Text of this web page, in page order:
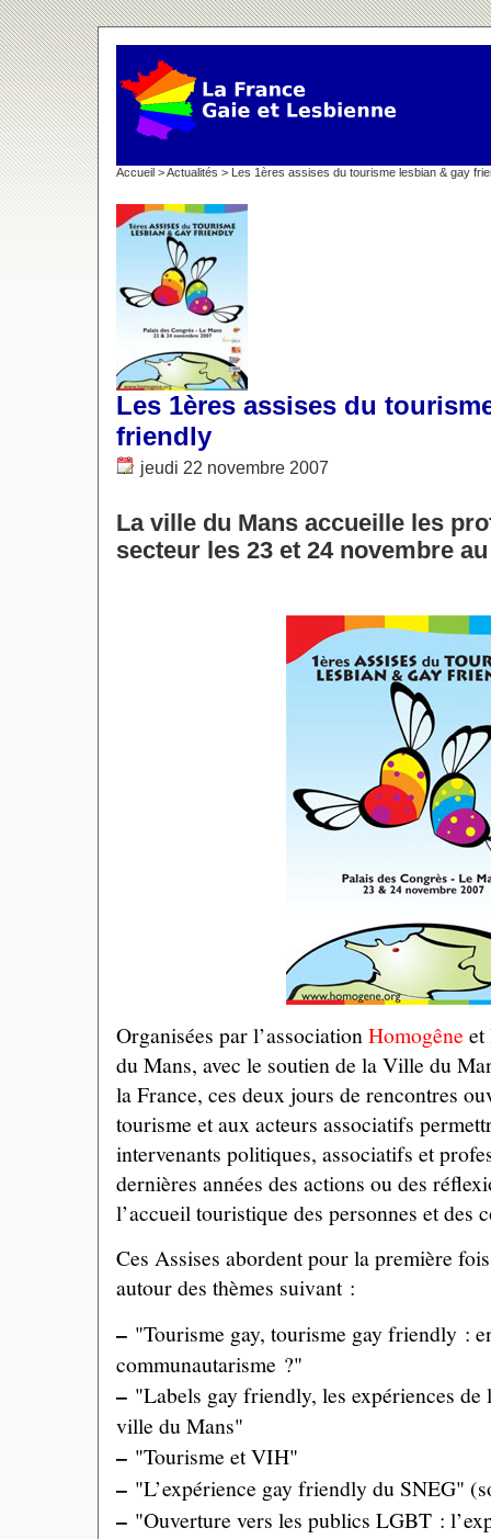
Accueil >Actualités > Les 1ères assises du tourisme lesbian & gay
Les 1ères assises du
friendly
jeudi 22 novembre 2007
La ville du Mans accueille les
secteur les 23 et 24 novembre
Organisées par l’associationHomogêne et
du Mans, avec le soutien de la Ville du
la France, ces deux jours de rencontres
tourisme et aux acteurs associatifs
intervenants politiques, associatifs et
dernières années des actions ou des
l’accueil touristique des personnes et des
Ces Assises abordent pour la première
autour des thèmes suivant :
– "Tourisme gay, tourisme gay friendly :
communautarisme ?"
– "Labels gay friendly, les expériences de
ville du Mans"
– "Tourisme et VIH"
– "L’expérience gay friendly du SNEG"
– "Ouverture vers les publics LGBT :